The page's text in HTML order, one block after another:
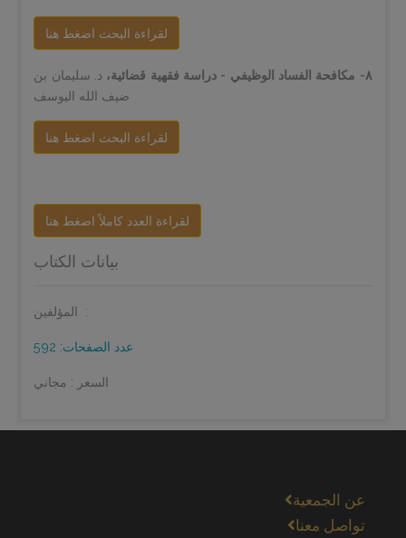
لقراءة البحث اضغط هنا
٨- مكافحة الفساد الوظيفي - دراسة فقهية قضائية،
د. سليمان بن
ضيف الله اليوسف
لقراءة البحث اضغط هنا
لقراءة العدد كاملاً اضغط هنا
بيانات الكتاب
المؤلفين:
عدد الصفحات: 592
السعر : مجاني
عن الجمعية
تواصل معنا